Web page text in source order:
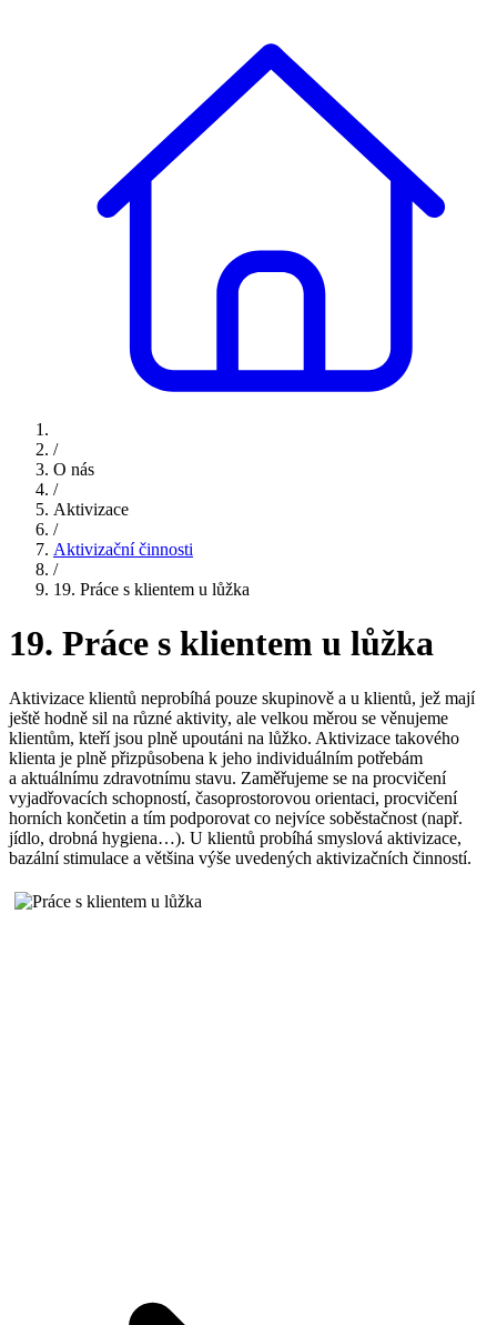
/
O nás
/
Aktivizace
/
Aktivizační činnosti
/
19. Práce s klientem u lůžka
19. Práce s klientem u lůžka
Aktivizace klientů neprobíhá pouze skupinově a u klientů, jež mají
ještě hodně sil na různé aktivity, ale velkou měrou se věnujeme
klientům, kteří jsou plně upoutáni na lůžko. Aktivizace takového
klienta je plně přizpůsobena k jeho individuálním potřebám
a aktuálnímu zdravotnímu stavu. Zaměřujeme se na procvičení
vyjadřovacích schopností, časoprostorovou orientaci, procvičení
horních končetin a tím podporovat co nejvíce soběstačnost (např.
jídlo, drobná hygiena…). U klientů probíhá smyslová aktivizace,
bazální stimulace a většina výše uvedených aktivizačních činností.